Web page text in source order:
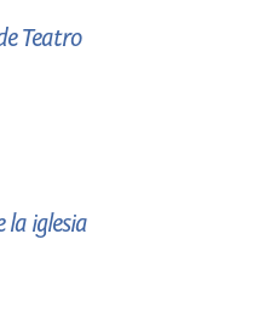
Teatro
la iglesia